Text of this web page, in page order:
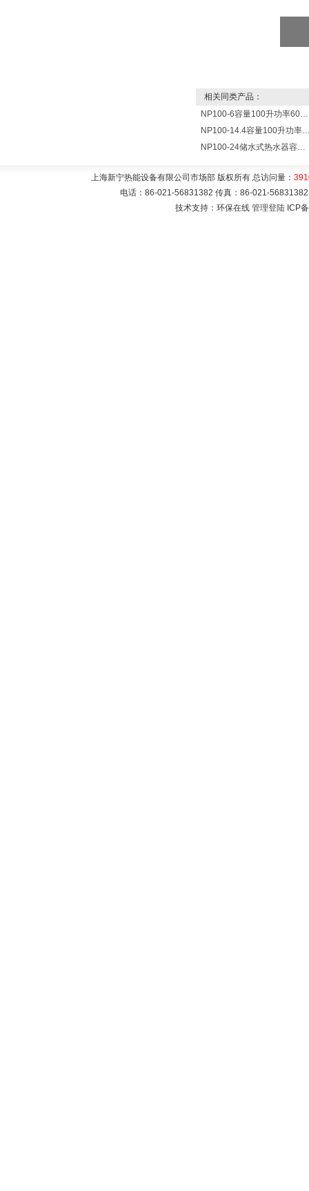
相关同类产品：
NP100-6容量100升功率6000瓦贮水式电热水器 热水锅炉
NP100-14.4容量100升功率14400瓦蓄
NP100-24储水式热水器容量100L功率24000w热水炉 热水锅炉
上海新宁热能设备有限公司市场部 版权所有 总访问量：
电话：86-021-56831382 传真：86-021-
技术支持：环保在线 管理登陆 ICP